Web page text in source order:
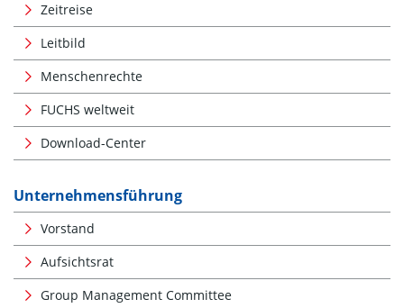
Zeitreise
Leitbild
Menschenrechte
FUCHS weltweit
Download-Center
Unternehmensführung
Vorstand
Aufsichtsrat
Group Management Committee